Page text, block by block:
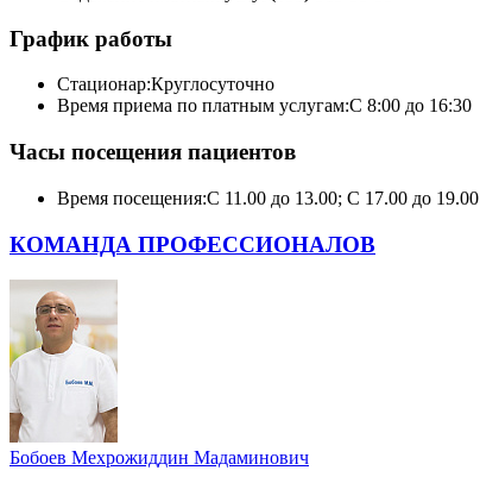
График работы
Стационар:Круглосуточно
Время приема по платным услугам:С 8:00 до 16:30
Часы посещения пациентов
Время посещения:С 11.00 до 13.00; С 17.00 до 19.00
КОМАНДА ПРОФЕССИОНАЛОВ
Бобоев Мехрожиддин Мадаминович